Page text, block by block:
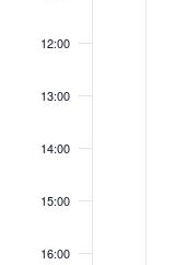
12:00
13:00
14:00
15:00
16:00